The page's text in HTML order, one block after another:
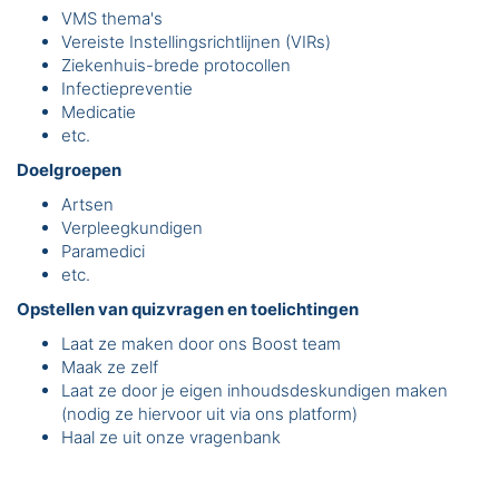
VMS thema's
Vereiste Instellingsrichtlijnen (VIRs)
Ziekenhuis-brede protocollen
Infectiepreventie
Medicatie
etc.
Doelgroepen
Artsen
Verpleegkundigen
Paramedici
etc.
Opstellen van quizvragen en toelichtingen
Laat ze maken door ons Boost team
Maak ze zelf
Laat ze door je eigen inhoudsdeskundigen maken
(nodig ze hiervoor uit via ons platform)
Haal ze uit onze vragenbank